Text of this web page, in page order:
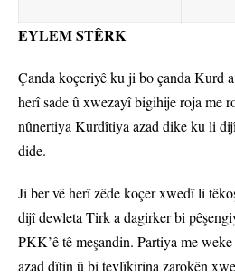
EYLEM STÊRK
Çanda koçeriyê ku ji bo çanda Kurd
herî sade û xwezayî bigihije roja me
nûnertiya Kurdîtiya azad dike ku li
dide.
Ji ber vê herî zêde koçer xwedî li
dijî dewleta Tirk a dagirker bi
PKK’ê tê meşandin. Partiya me
azad dîtin û bi tevlîkirina zarokên